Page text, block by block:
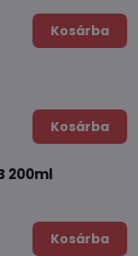
Kosárba
Kosárba
200ml
Kosárba